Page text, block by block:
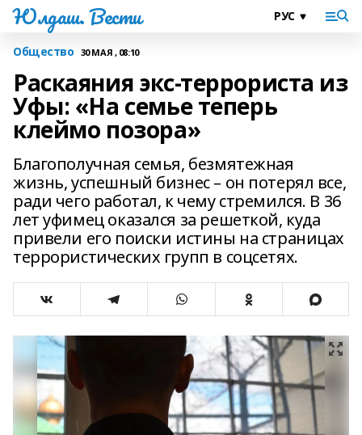
Юлдаш. Вести
Общество 30 МАЯ , 08:10
Раскаяния экс-террориста из
Уфы: «На семье теперь
клеймо позора»
Благополучная семья, безмятежная
жизнь, успешный бизнес – он потерял все,
ради чего работал, к чему стремился. В 36
лет уфимец оказался за решеткой, куда
привели его поиски истины на страницах
террористических групп в соцсетях.